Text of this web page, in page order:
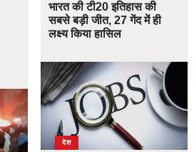
भारत की टी20 इतिहास की
सबसे बड़ी जीत, 27 गेंद में ही
लक्ष्य किया हासिल
देश